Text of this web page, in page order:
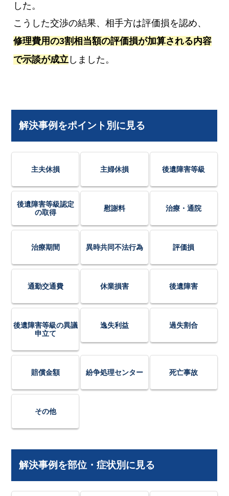
した。
こうした交渉の結果、相手方は評価損を認め、
修理費用の3割相当額の評価損が加算される内容
で示談が成立 しました。
解決事例をポイント別に見る
主夫休損 主婦休損 後遺障害等級
後遺障害等級認定
の取得
慰謝料 治療・通院
治療期間 異時共同不法行為 評価損
通勤交通費 休業損害 後遺障害
後遺障害等級の異議
申立て
逸失利益 過失割合
賠償金額 紛争処理センター 死亡事故
その他
解決事例を部位・症状別に見る